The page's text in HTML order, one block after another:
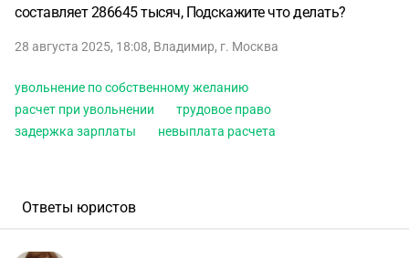
составляет 286645 тысяч, Подскажите что делать?
28 августа 2025, 18:08, Владимир, г. Москва
увольнение по собственному желанию
расчет при увольнении
трудовое право
задержка зарплаты
невыплата расчета
Ответы юристов